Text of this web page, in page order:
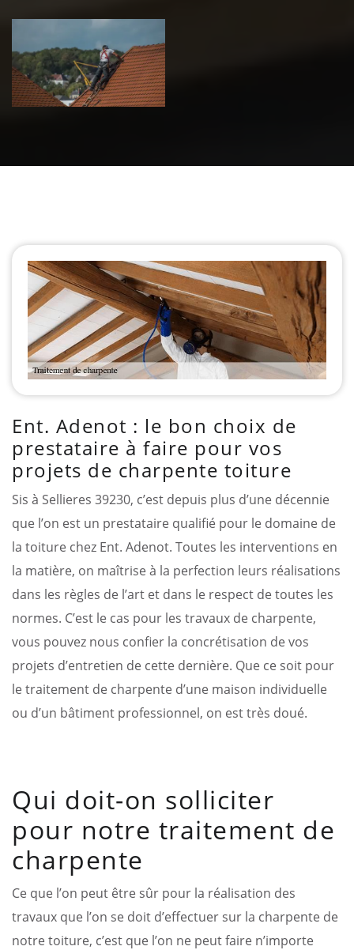
Urgence fuite
de toiture 39
Jura
Ent. Adenot : le bon choix de
prestataire à faire pour vos
projets de charpente toiture
Sis à Sellieres 39230, c’est depuis plus d’une décennie
que l’on est un prestataire qualifié pour le domaine de
la toiture chez Ent. Adenot. Toutes les interventions en
la matière, on maîtrise à la perfection leurs réalisations
dans les règles de l’art et dans le respect de toutes les
normes. C’est le cas pour les travaux de charpente,
vous pouvez nous confier la concrétisation de vos
projets d’entretien de cette dernière. Que ce soit pour
le traitement de charpente d’une maison individuelle
ou d’un bâtiment professionnel, on est très doué.
Qui doit-on solliciter
pour notre traitement de
charpente
Ce que l’on peut être sûr pour la réalisation des
travaux que l’on se doit d’effectuer sur la charpente de
notre toiture, c’est que l’on ne peut faire n’importe